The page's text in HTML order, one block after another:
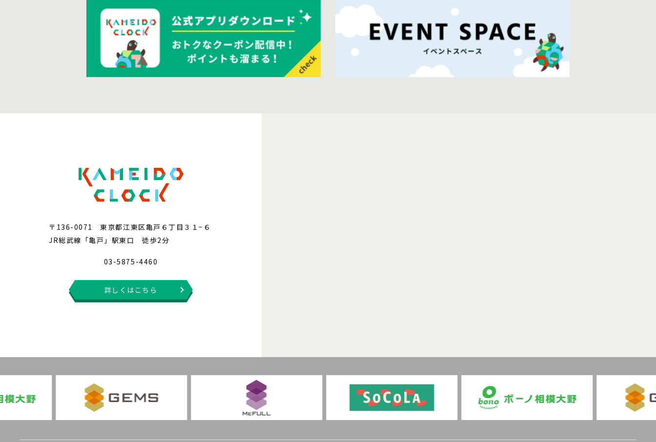
〒136-0071 東京都江東区亀戸６丁目３１−６
JR総武線「亀戸」駅東口 徒歩2分
03-5875-4460
詳しくはこちら